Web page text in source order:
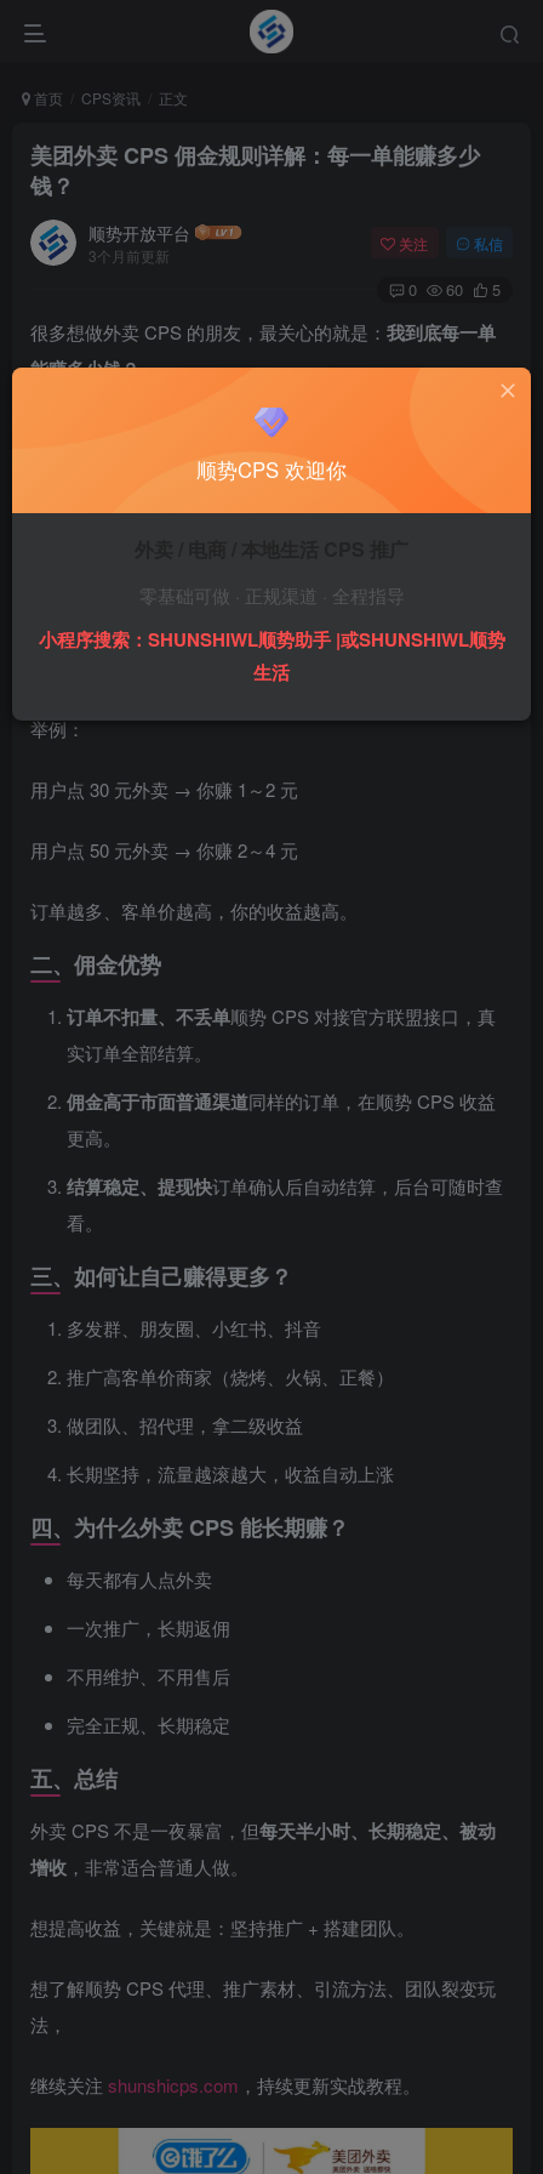
首页 CPS资讯 正文
美团外卖 CPS 佣金规则详解：每一单能赚多少
钱？
顺势开放平台
3个月前更新
关注 私信
0 60 5
很多想做外卖 CPS 的朋友，最关心的就是： 我到底每一单
能赚多少钱？
今天给大家把顺势 CPS 的外卖佣金规则讲清楚，透明、公
一、外卖 CPS 佣金怎么算？
不同商家、不同订单，佣金比例略有浮动，整体在3%～8%
举例：
用户点 30 元外卖 → 你赚 1～2 元
用户点 50 元外卖 → 你赚 2～4 元
订单越多、客单价越高，你的收益越高。
二、佣金优势
订单不扣量、不丢单顺势 CPS 对接官方联盟接口，真
实订单全部结算。
佣金高于市面普通渠道同样的订单，在顺势 CPS 收益
更高。
结算稳定、提现快订单确认后自动结算，后台可随时查
看。
三、如何让自己赚得更多？
多发群、朋友圈、小红书、抖音
推广高客单价商家（烧烤、火锅、正餐）
做团队、招代理，拿二级收益
长期坚持，流量越滚越大，收益自动上涨
四、为什么外卖 CPS 能长期赚？
每天都有人点外卖
一次推广，长期返佣
不用维护、不用售后
完全正规、长期稳定
五、总结
外卖 CPS 不是一夜暴富，但每天半小时、长期稳定、被动
增收 ，非常适合普通人做。
想提高收益，关键就是：坚持推广 + 搭建团队。
想了解顺势 CPS 代理、推广素材、引流方法、团队裂变玩
法，
继续关注 shunshicps.com ，持续更新实战教程。
顺势CPS 欢迎你
零基础可做 · 正规渠道 · 全程指导
小程序搜索：SHUNSHIWL顺势助手 |或SHUNSHIWL顺势
生活